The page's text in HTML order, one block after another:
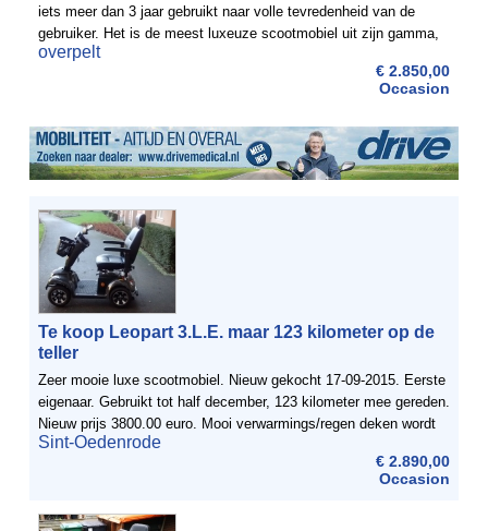
iets meer dan 3 jaar gebruikt naar volle tevredenheid van de
gebruiker. Het is de meest luxeuze scootmobiel uit zijn gamma,
5 wielen, heel stabiel. Nieuw waarde 7250 Euro. ...
overpelt
€ 2.850,00
Occasion
Te koop Leopart 3.L.E. maar 123 kilometer op de
teller
Zeer mooie luxe scootmobiel. Nieuw gekocht 17-09-2015. Eerste
eigenaar. Gebruikt tot half december, 123 kilometer mee gereden.
Nieuw prijs 3800.00 euro. Mooi verwarmings/regen deken wordt
bijgeleverd
Sint-Oedenrode
€ 2.890,00
Occasion